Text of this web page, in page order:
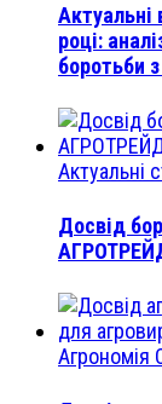
Актуальні
році:
боротьби
Актуальні
Досвід
Агрономія